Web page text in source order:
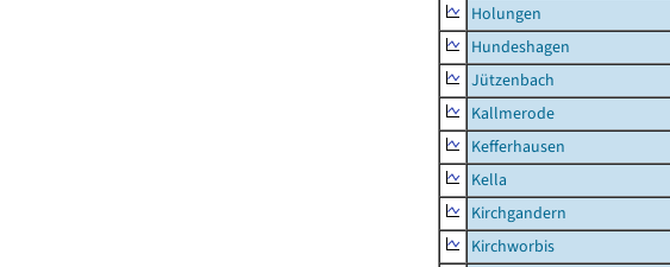
Holungen
Hundeshagen
Jützenbach
Kallmerode
Kefferhausen
Kella
Kirchgandern
Kirchworbis